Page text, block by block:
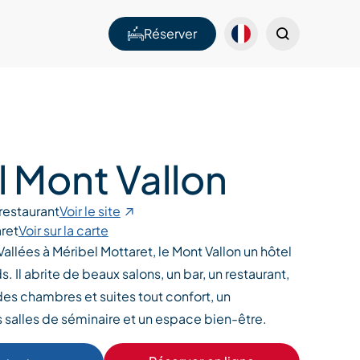
Réserver
Mont Vallon
Voir le site
Voir sur la carte
à Méribel Mottaret, le Mont Vallon un hôtel
Il abrite de beaux salons, un bar, un restaurant,
chambres et suites tout confort, un
salles de séminaire et un espace bien-être.